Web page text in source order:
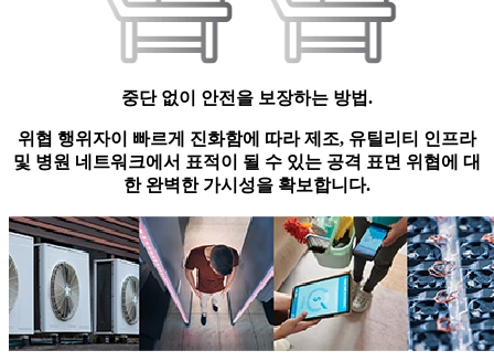
중단 없이 안전을 보장하는 방법.
위협 행위자이 빠르게 진화함에 따라 제조, 유틸리티 인프라
및 병원 네트워크에서 표적이 될 수 있는 공격 표면 위협에 대
한 완벽한 가시성을 확보합니다.